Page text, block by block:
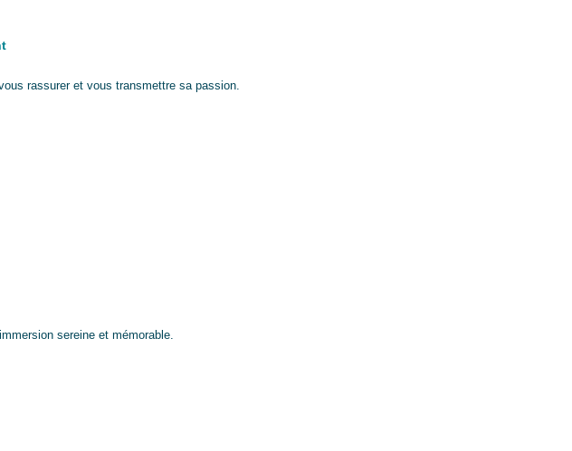
rassurer et vous transmettre sa passion.
sereine et mémorable.